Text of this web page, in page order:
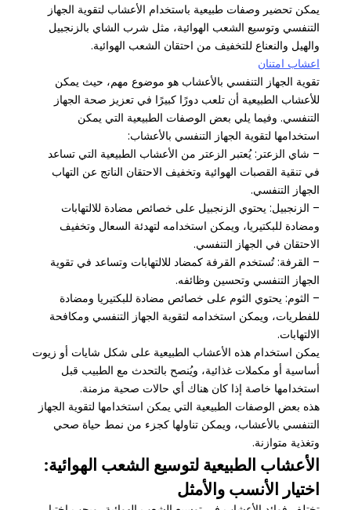
يمكن تحضير وصفات طبيعية باستخدام الأعشاب لتقوية الجهاز
التنفسي وتوسيع الشعب الهوائية، مثل شرب الشاي بالزنجبيل
والهيل والنعناع للتخفيف من احتقان الشعب الهوائية.
اعشاب امتنان
تقوية الجهاز التنفسي بالأعشاب هو موضوع مهم، حيث يمكن
للأعشاب الطبيعية أن تلعب دورًا كبيرًا في تعزيز صحة الجهاز
التنفسي. وفيما يلي بعض الوصفات الطبيعية التي يمكن
استخدامها لتقوية الجهاز التنفسي بالأعشاب:
– شاي الزعتر: يُعتبر الزعتر من الأعشاب الطبيعية التي تساعد
في تنقية القصبات الهوائية وتخفيف الاحتقان الناتج عن التهاب
الجهاز التنفسي.
– الزنجبيل: يحتوي الزنجبيل على خصائص مضادة للالتهابات
ومضادة للبكتيريا، ويمكن استخدامه لتهدئة السعال وتخفيف
الاحتقان في الجهاز التنفسي.
– القرفة: تُستخدم القرفة كمضاد للالتهابات وتساعد في تقوية
الجهاز التنفسي وتحسين وظائفه.
– الثوم: يحتوي الثوم على خصائص مضادة للبكتيريا ومضادة
للفطريات، ويمكن استخدامه لتقوية الجهاز التنفسي ومكافحة
الالتهابات.
يمكن استخدام هذه الأعشاب الطبيعية على شكل شايات أو زيوت
أساسية أو مكملات غذائية، ويُنصح بالتحدث مع الطبيب قبل
استخدامها خاصة إذا كان هناك أي حالات صحية مزمنة.
هذه بعض الوصفات الطبيعية التي يمكن استخدامها لتقوية الجهاز
التنفسي بالأعشاب، ويمكن تناولها كجزء من نمط حياة صحي
وتغذية متوازنة.
الأعشاب الطبيعية لتوسيع الشعب الهوائية:
اختيار الأنسب والأمثل